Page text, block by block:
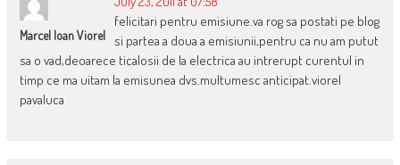
Marcel Ioan Viorel
felicitari pentru emisiune.va rog sa postati pe blog
si partea a doua a emisiunii,pentru ca nu am putut
sa o vad,deoarece ticalosii de la electrica au intrerupt curentul in
timp ce ma uitam la emisunea dvs.multumesc anticipat.viorel
pavaluca